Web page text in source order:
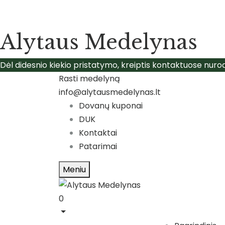
Alytaus Medelynas
Dėl didesnio kiekio pristatymo, kreiptis kontaktuose
Rasti medelyną
info@alytausmedelynas.lt
Dovanų kuponai
DUK
Kontaktai
Patarimai
Meniu
0